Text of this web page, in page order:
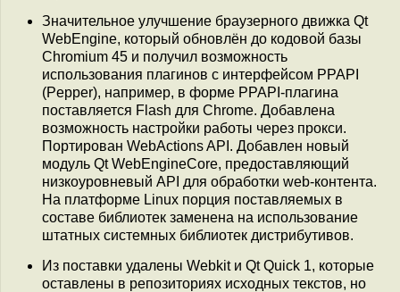
Значительное улучшение браузерного движка Qt
WebEngine, который обновлён до кодовой базы
Chromium 45 и получил возможность
использования плагинов с интерфейсом PPAPI
(Pepper), например, в форме PPAPI-плагина
поставляется Flash для Chrome. Добавлена
возможность настройки работы через прокси.
Портирован WebActions API. Добавлен новый
модуль Qt WebEngineCore, предоставляющий
низкоуровневый API для обработки web-контента.
На платформе Linux порция поставляемых в
составе библиотек заменена на использование
штатных системных библиотек дистрибутивов.
Из поставки удалены Webkit и Qt Quick 1, которые
оставлены в репозиториях исходных текстов, но